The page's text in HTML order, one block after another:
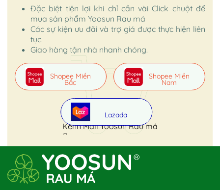
Đặc biệt tiện lợi khi chỉ cần vài Click chuột để
mua sản phẩm Yoosun Rau má
Các sự kiện ưu đãi và trợ giá được thực hiện liên
tục.
Giao hàng tận nhà nhanh chóng.
Kênh Mall Yoosun Rau má
Shopee Miền
Bắc
Shopee Miền
Nam
Lazada